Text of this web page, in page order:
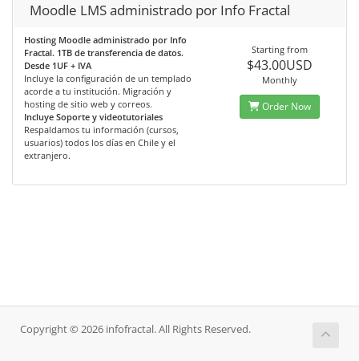
Moodle LMS administrado por Info Fractal
Hosting Moodle administrado por Info
Fractal. 1TB de transferencia de datos.
Desde 1UF + IVA
Incluye la configuración de un templado
acorde a tu institución. Migración y
hosting de sitio web y correos.
Incluye Soporte y videotutoriales
Respaldamos tu información (cursos,
usuarios) todos los días en Chile y el
extranjero.
Starting from
$43.00USD
Monthly
Order Now
Copyright © 2026 infofractal. All Rights Reserved.